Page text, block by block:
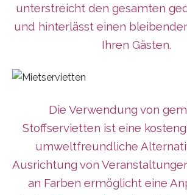
unterstreicht den gesamten
und hinterlässt einen
Ihren Gästen.
Die Verwendung von
Stoffservietten ist eine
umweltfreundliche
Ausrichtung von
an Farben ermöglicht eine